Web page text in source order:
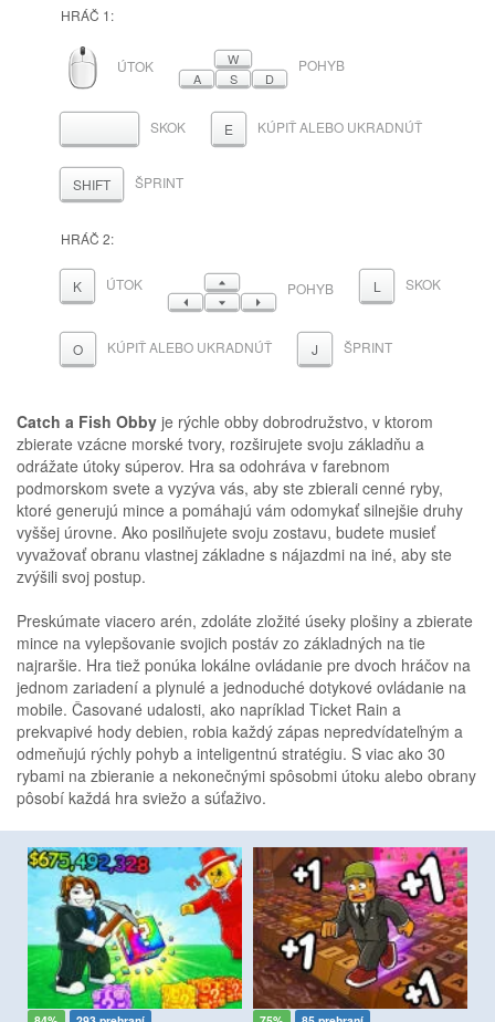
HRÁČ 1:
MYŠ
ÚTOK
W
A
S D
POHYB
MEDZERNÍK
SKOK E KÚPIŤ ALEBO UKRADNÚŤ
SHIFT ŠPRINT
HRÁČ 2:
K ÚTOK
HORE
VĽAVODOLEVPRAVO
POHYB L SKOK
O KÚPIŤ ALEBO UKRADNÚŤ J ŠPRINT
Catch a Fish Obby je rýchle obby dobrodružstvo, v ktorom
zbierate vzácne morské tvory, rozširujete svoju základňu a
odrážate útoky súperov. Hra sa odohráva v farebnom
podmorskom svete a vyzýva vás, aby ste zbierali cenné ryby,
ktoré generujú mince a pomáhajú vám odomykať silnejšie druhy
vyššej úrovne. Ako posilňujete svoju zostavu, budete musieť
vyvažovať obranu vlastnej základne s nájazdmi na iné, aby ste
zvýšili svoj postup.
Preskúmate viacero arén, zdoláte zložité úseky plošiny a zbierate
mince na vylepšovanie svojich postáv zo základných na tie
najraršie. Hra tiež ponúka lokálne ovládanie pre dvoch hráčov na
jednom zariadení a plynulé a jednoduché dotykové ovládanie na
mobile. Časované udalosti, ako napríklad Ticket Rain a
prekvapivé hody debien, robia každý zápas nepredvídateľným a
odmeňujú rýchly pohyb a inteligentnú stratégiu. S viac ako 30
rybami na zbieranie a nekonečnými spôsobmi útoku alebo obrany
pôsobí každá hra sviežo a súťaživo.